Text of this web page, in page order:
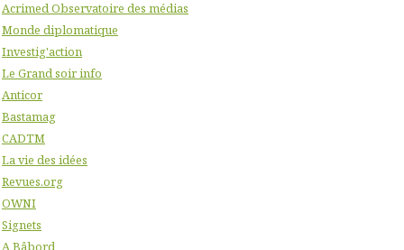
Acrimed Observatoire des médias
Monde diplomatique
Investig'action
Le Grand soir info
Anticor
Bastamag
CADTM
La vie des idées
Revues.org
OWNI
Signets
A Bâbord